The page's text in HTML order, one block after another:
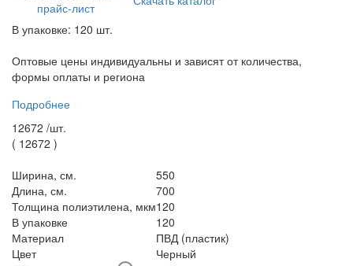
прайс-лист
В упаковке: 120 шт.
Оптовые цены индивидуальны и зависят от количества,
формы оплаты и региона
Подробнее
12672 /шт.
( 12672 )
Ширина, см.
550
Длина, см.
700
Толщина полиэтилена, мкм120
В упаковке
120
Материал
ПВД (пластик)
Цвет
Черный